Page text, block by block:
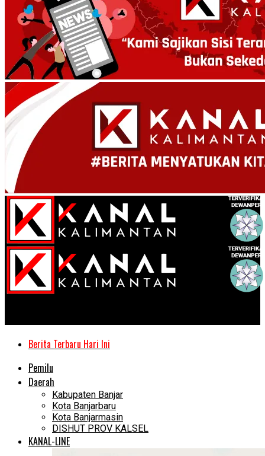
Berita Terbaru Hari Ini
Pemilu
Daerah
Kabupaten Banjar
Kota Banjarbaru
Kota Banjarmasin
DISHUT PROV KALSEL
KANAL-LINE